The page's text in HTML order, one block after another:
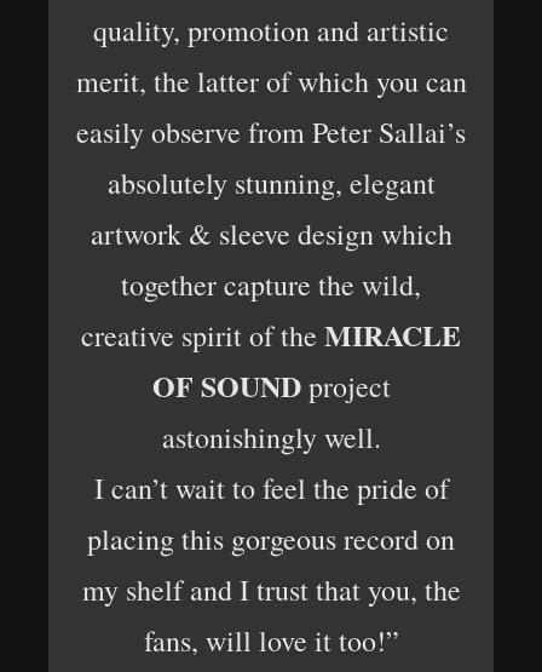
quality, promotion and artistic
merit, the latter of which you can
easily observe from Peter Sallai’s
absolutely stunning, elegant
artwork & sleeve design which
together capture the wild,
creative spirit of the MIRACLE
OF SOUNDproject
astonishingly well.
I can’t wait to feel the pride of
placing this gorgeous record on
my shelf and I trust that you, the
fans, will love it too!”